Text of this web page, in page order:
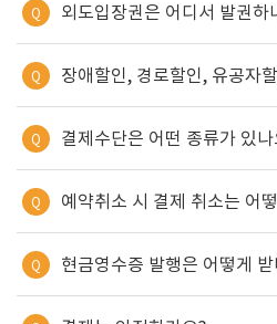
Q 외도입장권은 어디서 발권하
Q 장애할인, 경로할인, 유공자
Q 결제수단은 어떤 종류가 있나
Q 예약취소 시 결제 취소는 어
Q 현금영수증 발행은 어떻게